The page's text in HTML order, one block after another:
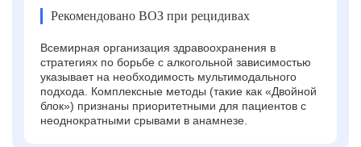
Рекомендовано ВОЗ при рецидивах
Всемирная организация здравоохранения в
стратегиях по борьбе с алкогольной зависимостью
указывает на необходимость мультимодального
подхода. Комплексные методы (такие как «Двойной
блок») признаны приоритетными для пациентов с
неоднократными срывами в анамнезе.